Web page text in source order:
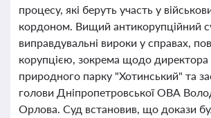
процесу, які беруть участь у
кордоном. Вищий антикорупційний
виправдувальні вироки у справах,
корупцією, зокрема щодо директора
природного парку "Хотинський" та
голови Дніпропетровської ОВА
Орлова. Суд встановив, що докази